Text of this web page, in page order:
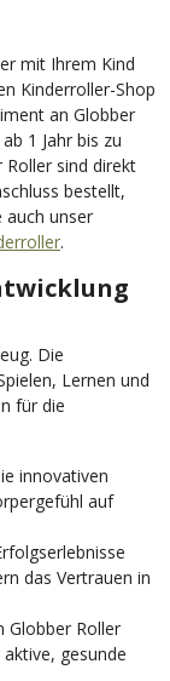
mit Ihrem Kind
Kinderroller-Shop
an Globber
1 Jahr bis zu
Roller sind direkt
bestellt,
auch unser
Die
Lernen und
für die
innovativen
auf
das Vertrauen in
Globber Roller
gesunde